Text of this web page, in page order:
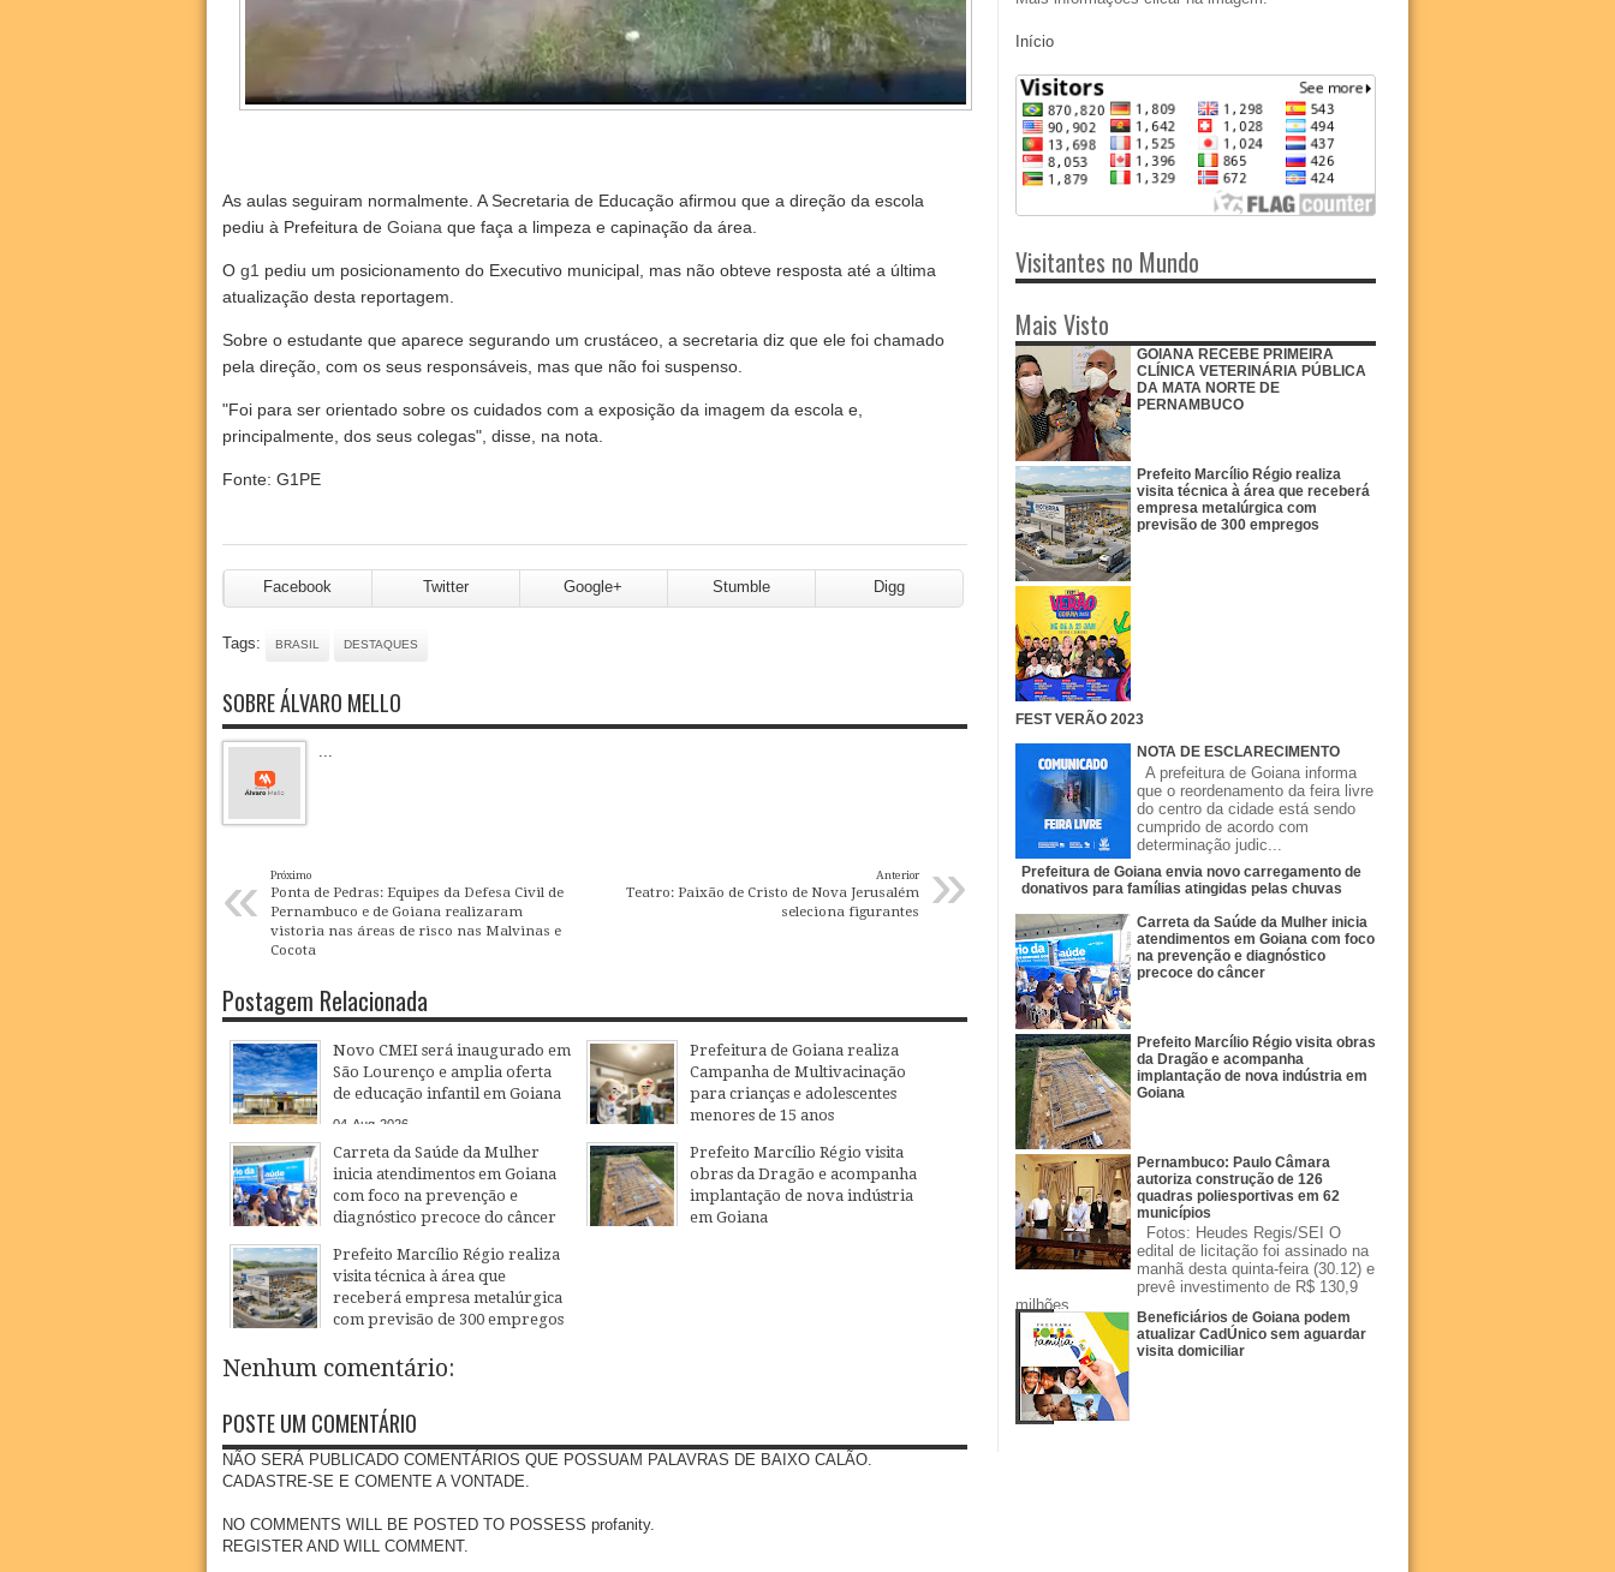
As aulas seguiram normalmente. A Secretaria de Educação afirmou que a direção da escola
pediu à Prefeitura de Goiana que faça a limpeza e capinação da área.
O g1 pediu um posicionamento do Executivo municipal, mas não obteve resposta até a última
atualização desta reportagem.
Sobre o estudante que aparece segurando um crustáceo, a secretaria diz que ele foi chamado
pela direção, com os seus responsáveis, mas que não foi suspenso.
"Foi para ser orientado sobre os cuidados com a exposição da imagem da escola e,
principalmente, dos seus colegas", disse, na nota.
Fonte: G1PE
Facebook Twitter Google+ Stumble Digg
Tags: BRASIL DESTAQUES
SOBRE ÁLVARO MELLO
...
« Próximo
Ponta de Pedras: Equipes da Defesa Civil de
Pernambuco e de Goiana realizaram
vistoria nas áreas de risco nas Malvinas e
Cocota
»
Anterior
Teatro: Paixão de Cristo de Nova Jerusalém
seleciona figurantes
Postagem Relacionada
Novo CMEI será inaugurado em
São Lourenço e amplia oferta
de educação infantil em Goiana
04 Aug 2026
Prefeitura de Goiana realiza
Campanha de Multivacinação
para crianças e adolescentes
menores de 15 anos
04 Aug 2026
Carreta da Saúde da Mulher
inicia atendimentos em Goiana
com foco na prevenção e
diagnóstico precoce do câncer
27 Jul 2026
Prefeito Marcílio Régio visita
obras da Dragão e acompanha
implantação de nova indústria
em Goiana
Prefeito Marcílio Régio realiza
visita técnica à área que
receberá empresa metalúrgica
com previsão de 300 empregos
Nenhum comentário:
POSTE UM COMENTÁRIO
NÃO SERÁ PUBLICADO COMENTÁRIOS QUE POSSUAM PALAVRAS DE BAIXO CALÃO.
CADASTRE-SE E COMENTE A VONTADE.
NO COMMENTS WILL BE POSTED TO POSSESS profanity.
REGISTER AND WILL COMMENT.
Início
Visitantes no Mundo
Mais Visto
GOIANA RECEBE PRIMEIRA
CLÍNICA VETERINÁRIA PÚBLICA
DA MATA NORTE DE
PERNAMBUCO
Prefeito Marcílio Régio realiza
visita técnica à área que receberá
empresa metalúrgica com
previsão de 300 empregos
FEST VERÃO 2023
NOTA DE ESCLARECIMENTO
A prefeitura de Goiana informa
que o reordenamento da feira livre
do centro da cidade está sendo
cumprido de acordo com
determinação judic...
Prefeitura de Goiana envia novo carregamento de
donativos para famílias atingidas pelas chuvas
Carreta da Saúde da Mulher inicia
atendimentos em Goiana com foco
na prevenção e diagnóstico
precoce do câncer
Prefeito Marcílio Régio visita obras
da Dragão e acompanha
implantação de nova indústria em
Goiana
Pernambuco: Paulo Câmara
autoriza construção de 126
quadras poliesportivas em 62
municípios
Fotos: Heudes Regis/SEI O
edital de licitação foi assinado na
manhã desta quinta-feira (30.12) e
prevê investimento de R$ 130,9
milhões.
Beneficiários de Goiana podem
atualizar CadÚnico sem aguardar
visita domiciliar